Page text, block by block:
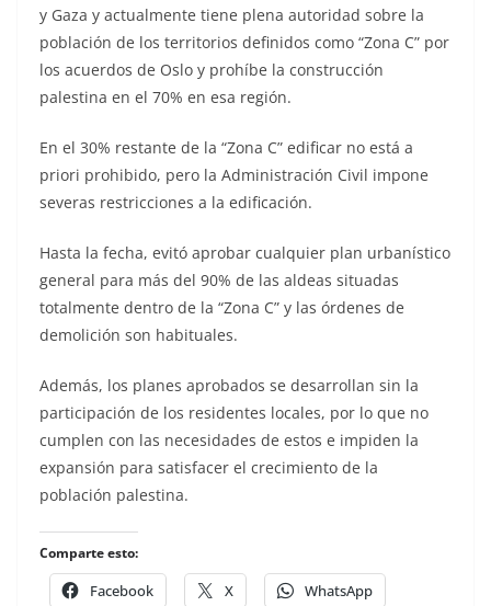
y Gaza y actualmente tiene plena autoridad sobre la
población de los territorios definidos como “Zona C” por
los acuerdos de Oslo y prohíbe la construcción
palestina en el 70% en esa región.
En el 30% restante de la “Zona C” edificar no está a
priori prohibido, pero la Administración Civil impone
severas restricciones a la edificación.
Hasta la fecha, evitó aprobar cualquier plan urbanístico
general para más del 90% de las aldeas situadas
totalmente dentro de la “Zona C” y las órdenes de
demolición son habituales.
Además, los planes aprobados se desarrollan sin la
participación de los residentes locales, por lo que no
cumplen con las necesidades de estos e impiden la
expansión para satisfacer el crecimiento de la
población palestina.
Comparte esto:
Facebook X WhatsApp